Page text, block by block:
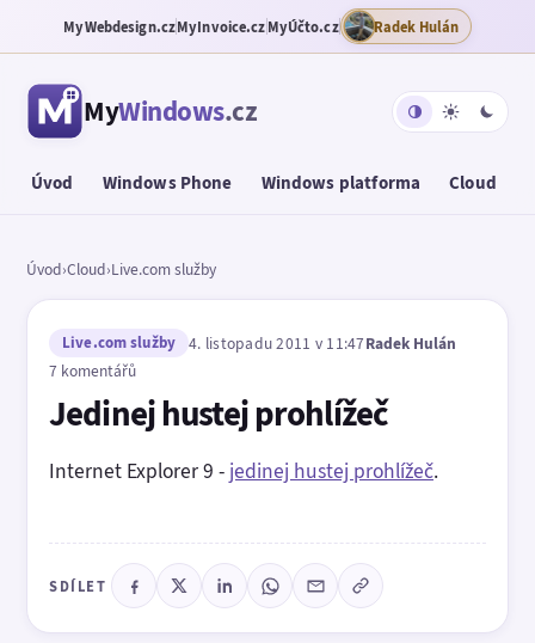
MyWebdesign.czMyInvoice.czMyÚčto.cz Radek Hulán
MyWindows.cz
Úvod Windows Phone Windows platforma Cloud
Úvod›Cloud›Live.com služby
Live.com služby 4. listopadu 2011 v 11:47Radek Hulán
7 komentářů
Jedinej hustej prohlížeč
Internet Explorer 9 - jedinej hustej prohlížeč.
SDÍLET